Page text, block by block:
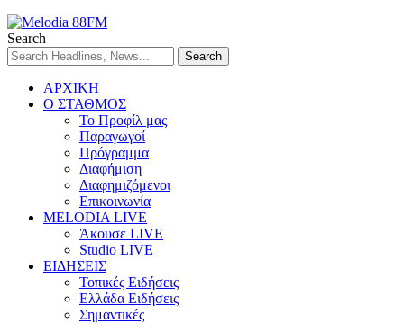
Search
ΑΡΧΙΚΗ
Ο ΣΤΑΘΜΟΣ
Το Προφίλ μας
Παραγωγοί
Πρόγραμμα
Διαφήμιση
Διαφημιζόμενοι
Επικοινωνία
MELODIA LIVE
Άκουσε LIVE
Studio LIVE
ΕΙΔΗΣΕΙΣ
Τοπικές Ειδήσεις
Ελλάδα Ειδήσεις
Σημαντικές